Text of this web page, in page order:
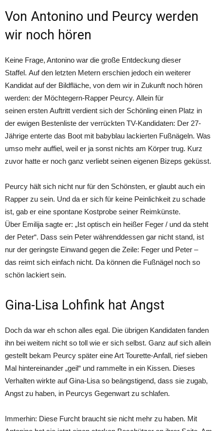
Von Antonino und Peurcy werden
wir noch hören
Keine Frage, Antonino war die große Entdeckung dieser
Staffel. Auf den letzten Metern erschien jedoch ein weiterer
Kandidat auf der Bildfläche, von dem wir in Zukunft noch hören
werden: der Möchtegern-Rapper Peurcy. Allein für
seinen ersten Auftritt verdient sich der Schönling einen Platz in
der ewigen Bestenliste der verrückten TV-Kandidaten: Der 27-
Jährige enterte das Boot mit babyblau lackierten Fußnägeln. Was
umso mehr auffiel, weil er ja sonst nichts am Körper trug. Kurz
zuvor hatte er noch ganz verliebt seinen eigenen Bizeps geküsst.
Peurcy hält sich nicht nur für den Schönsten, er glaubt auch ein
Rapper zu sein. Und da er sich für keine Peinlichkeit zu schade
ist, gab er eine spontane Kostprobe seiner Reimkünste.
Über Emilija sagte er: „Ist optisch ein heißer Feger / und da steht
der Peter“. Dass sein Peter währenddessen gar nicht stand, ist
nur der geringste Einwand gegen die Zeile: Feger und Peter –
das reimt sich einfach nicht. Da können die Fußnägel noch so
schön lackiert sein.
Gina-Lisa Lohfink hat Angst
Doch da war eh schon alles egal. Die übrigen Kandidaten fanden
ihn bei weitem nicht so toll wie er sich selbst. Ganz auf sich allein
gestellt bekam Peurcy später eine Art Tourette-Anfall, rief sieben
Mal hintereinander „geil“ und rammelte in ein Kissen. Dieses
Verhalten wirkte auf Gina-Lisa so beängstigend, dass sie zugab,
Angst zu haben, in Peurcys Gegenwart zu schlafen.
Immerhin: Diese Furcht braucht sie nicht mehr zu haben. Mit